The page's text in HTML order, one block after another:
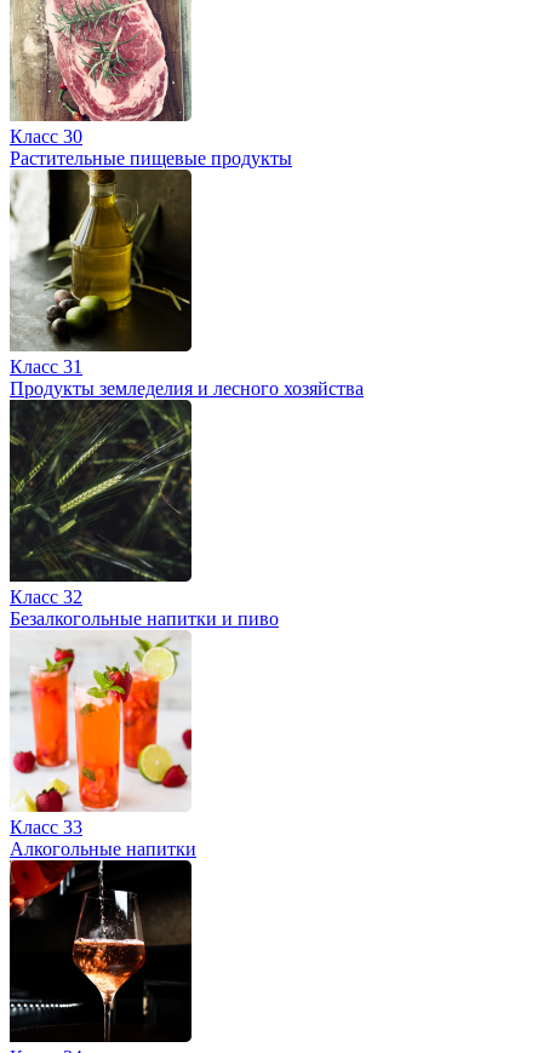
Класс 30
Растительные пищевые продукты
Класс 31
Продукты земледелия и лесного хозяйства
Класс 32
Безалкогольные напитки и пиво
Класс 33
Алкогольные напитки